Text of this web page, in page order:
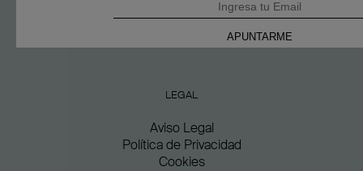
LEGAL
Aviso Legal
Política de Privacidad
Cookies